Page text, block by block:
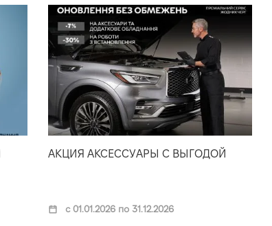
АКЦИЯ АКСЕССУАРЫ С ВЫГОДОЙ
с 01.01.2026 по 31.12.2026